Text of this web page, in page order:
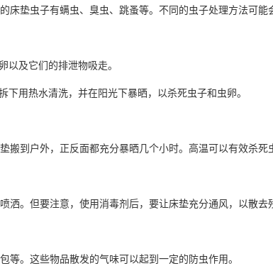
垫虫子有螨虫、臭虫、跳蚤等。不同的虫子处理方法可能
以及它们的排泄物吸走。
用热水清洗，并在阳光下暴晒，以杀死虫子和虫卵。
搬到户外，正反面都充分暴晒几个小时。高温可以有效杀死
。但要注意，使用消毒剂后，要让床垫充分通风，以散去
。这些物品散发的气味可以起到一定的防虫作用。